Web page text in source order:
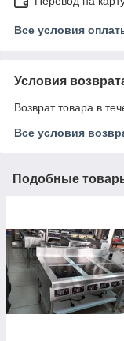
Все условия
Условия
Возврат товара в
Все условия
Подобные